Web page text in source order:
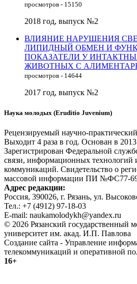
просмотров - 15150
2018 год, выпуск №2
ВЛИЯНИЕ НАРУШЕНИЯ
ЛИПИДНЫЙ ОБМЕН И
ПОКАЗАТЕЛИ У
ЖИВОТНЫХ С
просмотров - 14644
2017 год, выпуск №2
Наука молодых (Eruditio Juvenium)
Рецензируемый научно-
Выходит 4 раза в год. Основан в 2013
Зарегистрирован Федеральной
связи, информационных технологий
коммуникаций. Свидетельство о
массовой информации ПИ №ФС77-
Адрес редакции:
Россия, 390026, г. Рязань, ул.
Тел.: +7 (4912) 97-18-03
E-mail: naukamolodykh@yandex.ru
© 2026 Рязанский государственный
университет им. акад. И.П. Павлова
Создание сайта - Управление
телекоммуникаций и оперативной
16+